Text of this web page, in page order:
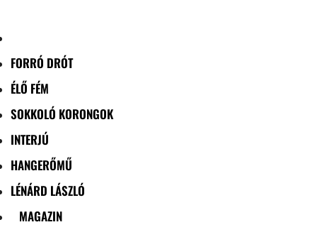
FORRÓ DRÓT
ÉLŐ FÉM
SOKKOLÓ KORONGOK
INTERJÚ
HANGERŐMŰ
LÉNÁRD LÁSZLÓ
MAGAZIN